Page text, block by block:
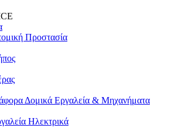
Προστασία
Δομικά Εργαλεία & Μηχανήματα
Ηλεκτρικά